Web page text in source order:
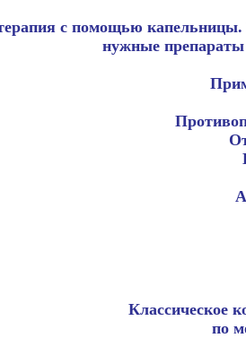
с помощью капельницы.
нужные
Классическое
по